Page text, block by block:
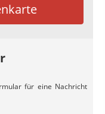
für eine Nachricht